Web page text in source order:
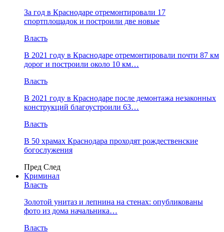
За год в Краснодаре отремонтировали 17
спортплощадок и построили две новые
Власть
В 2021 году в Краснодаре отремонтировали почти 87 км
дорог и построили около 10 км…
Власть
В 2021 году в Краснодаре после демонтажа незаконных
конструкций благоустроили 63…
Власть
В 50 храмах Краснодара проходят рождественские
богослужения
Пред След
Криминал
Власть
​Золотой унитаз и лепнина на стенах: опубликованы
фото из дома начальника…
Власть